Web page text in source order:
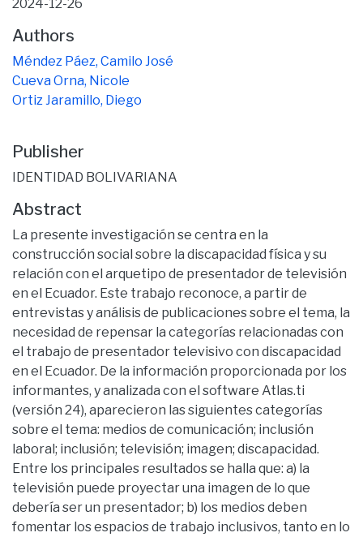
2024-12-26
Authors
Méndez Páez, Camilo José
Cueva Orna, Nicole
Ortiz Jaramillo, Diego
Publisher
IDENTIDAD BOLIVARIANA
Abstract
La presente investigación se centra en la
construcción social sobre la discapacidad física y su
relación con el arquetipo de presentador de televisión
en el Ecuador. Este trabajo reconoce, a partir de
entrevistas y análisis de publicaciones sobre el tema, la
necesidad de repensar la categorías relacionadas con
el trabajo de presentador televisivo con discapacidad
en el Ecuador. De la información proporcionada por los
informantes, y analizada con el software Atlas.ti
(versión 24), aparecieron las siguientes categorías
sobre el tema: medios de comunicación; inclusión
laboral; inclusión; televisión; imagen; discapacidad.
Entre los principales resultados se halla que: a) la
televisión puede proyectar una imagen de lo que
debería ser un presentador; b) los medios deben
fomentar los espacios de trabajo inclusivos, tanto en lo